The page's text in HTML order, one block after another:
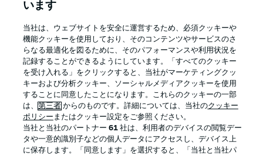
Official Partners
います
当社は、ウェブサイトを安全に運営するため、必須クッキーや
機能クッキーを使用しており、そのコンテンツやサービスのさ
らなる最適化を図るために、そのパフォーマンスや利用状況を
記録することができるようにしています。「すべてのクッキー
を受け入れる」をクリックすると、当社がマーケティングクッ
キーおよび分析クッキー、ソーシャルメディアクッキーを使用
することに同意したことになります。これらのクッキーの一部
は、 第三者からのものです。詳細については、当社のクッキー
ポリシー またはクッキー設定をご参照ください。
当社と当社のパートナー 61社は、利用者のデバイスの閲覧デー
タや一意的識別子などの個人データにアクセスし、デバイス上
に保存します。「同意します」を選択すると、「当社と当社パ